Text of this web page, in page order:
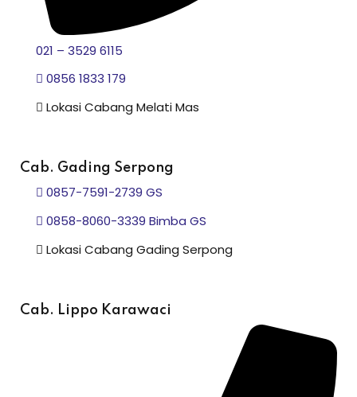
021 – 3529 6115
0856 1833 179
Lokasi Cabang Melati Mas
Cab. Gading Serpong
0857-7591-2739 GS
0858-8060-3339 Bimba GS
Lokasi Cabang Gading Serpong
Cab. Lippo Karawaci